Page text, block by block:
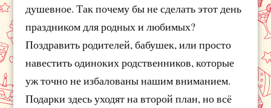
душевное. Так почему бы не сделать этот день
праздником для родных и любимых?
Поздравить родителей, бабушек, или просто
навестить одиноких родственников, которые
уж точно не избалованы нашим вниманием.
Подарки здесь уходят на второй план, но всё